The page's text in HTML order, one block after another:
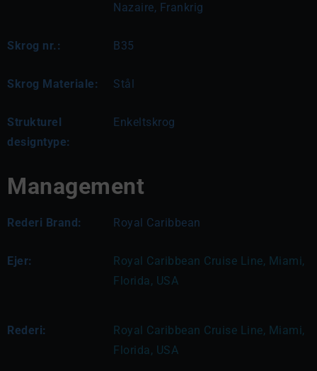
Nazaire, Frankrig
Skrog nr.: B35
Skrog Materiale: Stål
Strukturel
designtype:
Enkeltskrog
Management
Rederi Brand: Royal Caribbean
Ejer:
Royal Caribbean Cruise Line, Miami,
Florida, USA
Rederi:
Royal Caribbean Cruise Line, Miami,
Florida, USA